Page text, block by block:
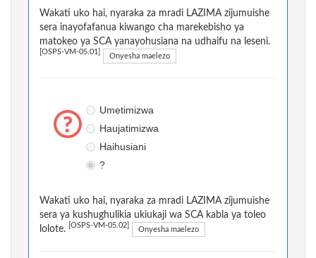
Wakati uko hai, nyaraka za mradi LAZIMA zijumuishe
sera inayofafanua kiwango cha marekebisho ya
matokeo ya SCA yanayohusiana na udhaifu na leseni.
[OSPS-VM-05.01] Onyesha maelezo
Umetimizwa
Haujatimizwa
Haihusiani
?
Wakati uko hai, nyaraka za mradi LAZIMA zijumuishe
sera ya kushughulikia ukiukaji wa SCA kabla ya toleo
lolote.
[OSPS-VM-05.02] Onyesha maelezo